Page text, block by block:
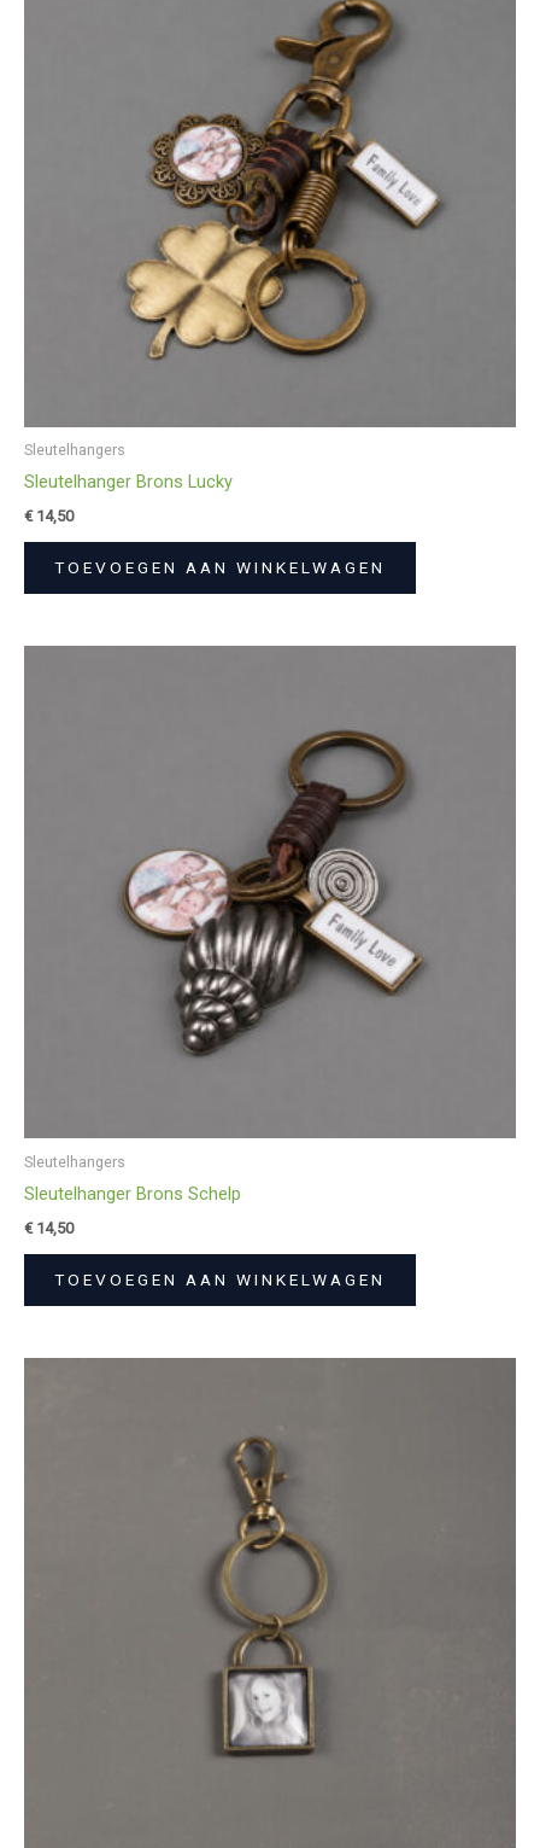
Sleutelhangers
Sleutelhanger Brons Lucky
€14,50
TOEVOEGEN AAN WINKELWAGEN
Sleutelhangers
Sleutelhanger Brons Schelp
€14,50
TOEVOEGEN AAN WINKELWAGEN